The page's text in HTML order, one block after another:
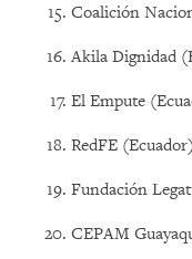
Coalición
Akila Dignidad
El Empute
RedFE (Ecuador)
Fundación
CEPAM